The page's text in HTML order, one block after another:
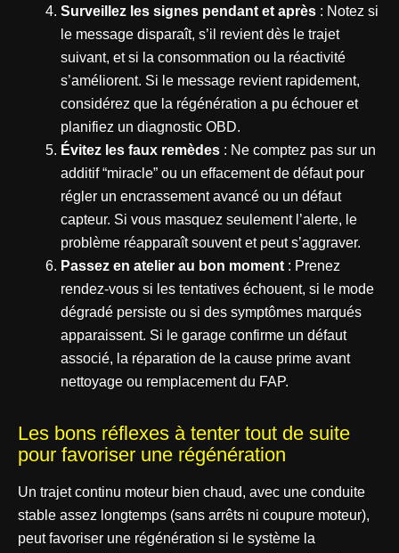
Surveillez les signes pendant et après : Notez si
le message disparaît, s’il revient dès le trajet
suivant, et si la consommation ou la réactivité
s’améliorent. Si le message revient rapidement,
considérez que la régénération a pu échouer et
planifiez un diagnostic OBD.
Évitez les faux remèdes : Ne comptez pas sur un
additif “miracle” ou un effacement de défaut pour
régler un encrassement avancé ou un défaut
capteur. Si vous masquez seulement l’alerte, le
problème réapparaît souvent et peut s’aggraver.
Passez en atelier au bon moment : Prenez
rendez-vous si les tentatives échouent, si le mode
dégradé persiste ou si des symptômes marqués
apparaissent. Si le garage confirme un défaut
associé, la réparation de la cause prime avant
nettoyage ou remplacement du FAP.
Les bons réflexes à tenter tout de suite
pour favoriser une régénération
Un trajet continu moteur bien chaud, avec une conduite
stable assez longtemps (sans arrêts ni coupure moteur),
peut favoriser une régénération si le système la